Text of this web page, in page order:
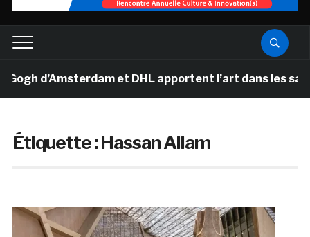
d’Amsterdam et DHL apportent l’art dans les salles
Étiquette :Hassan Allam